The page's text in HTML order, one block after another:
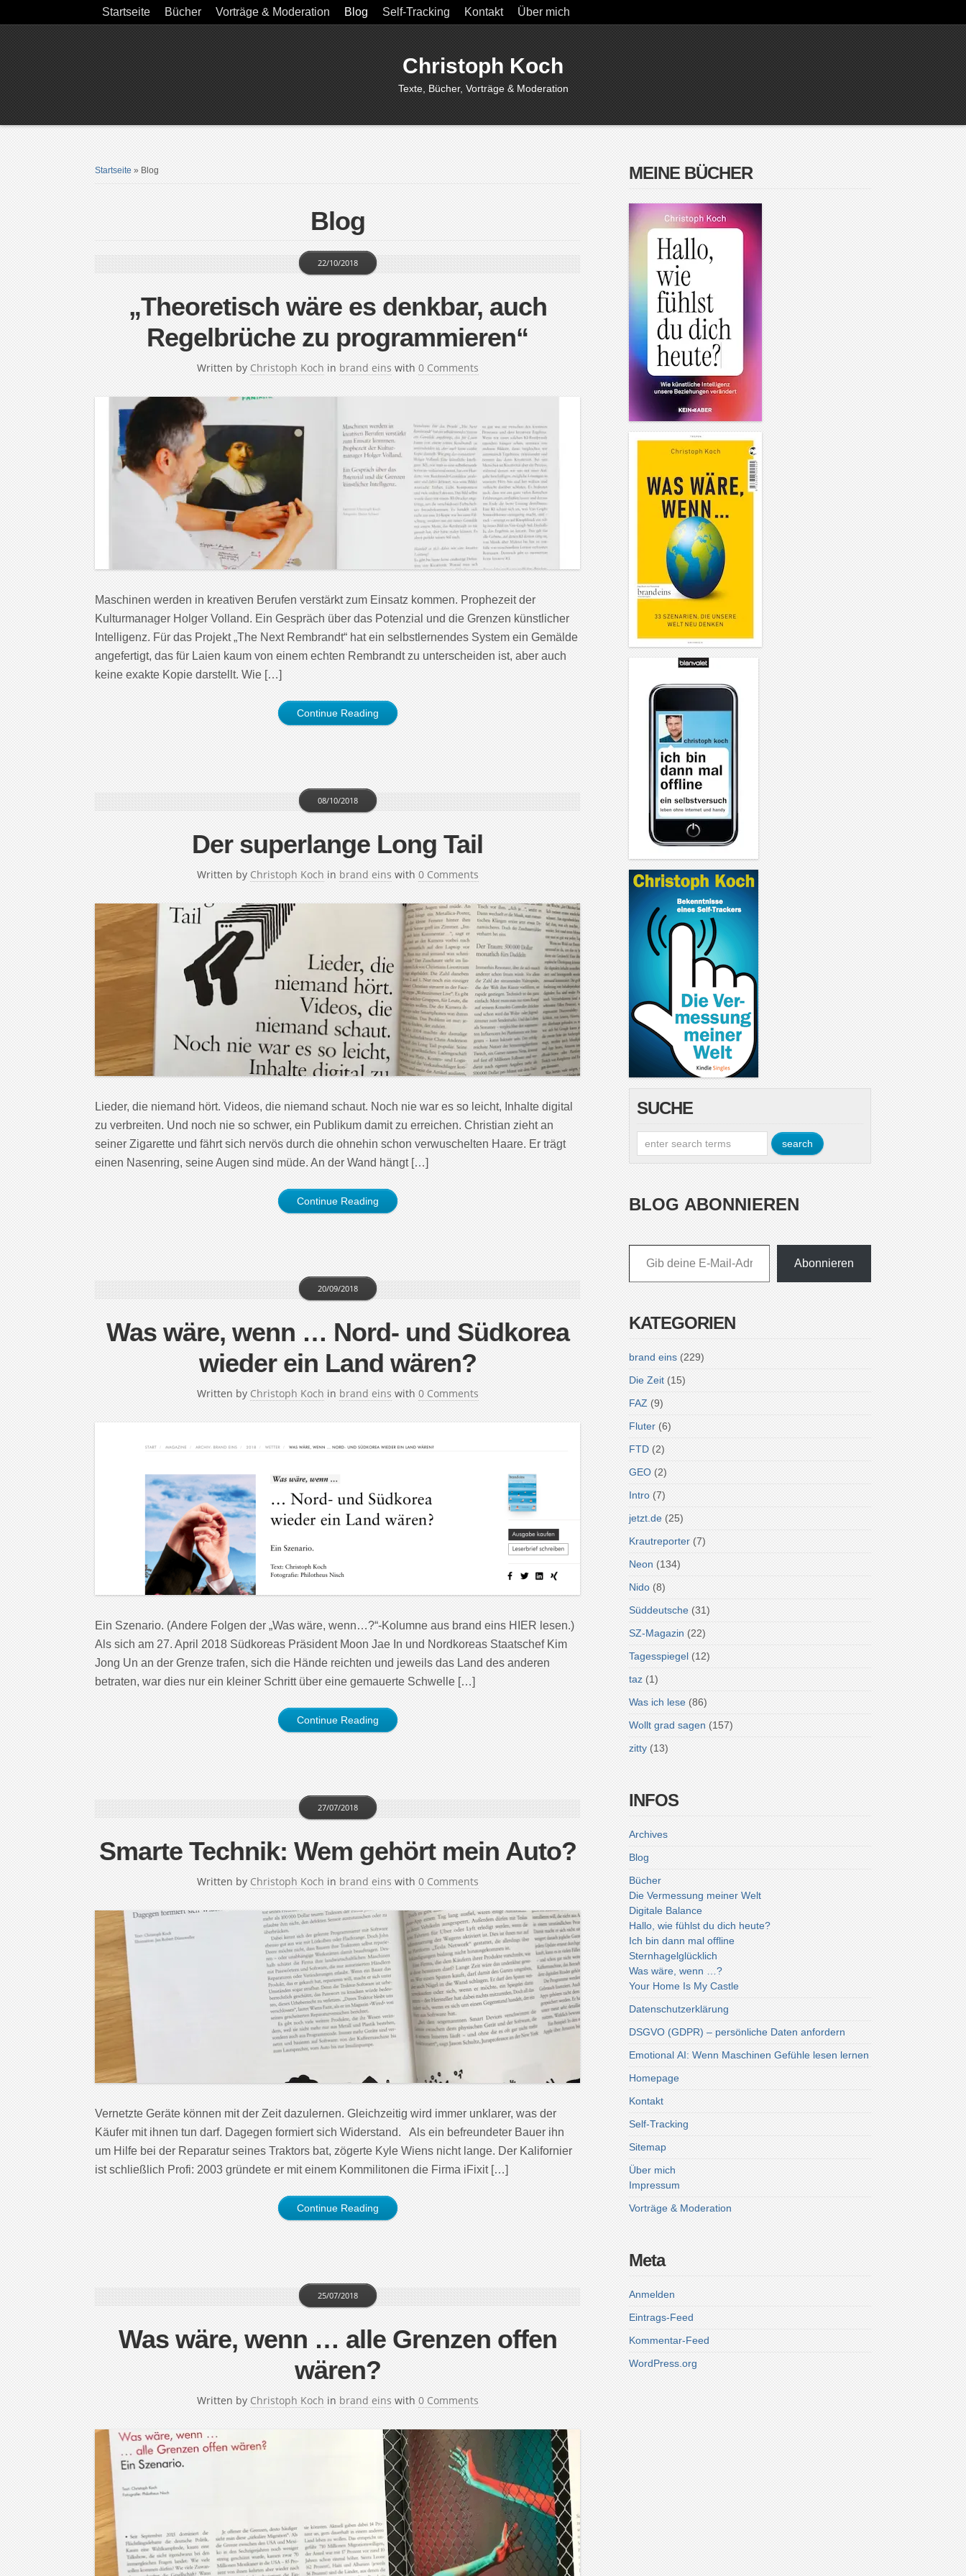
Startseite Bücher Vorträge & Moderation Blog Self-Tracking Kontakt Über mich
Christoph Koch
Texte, Bücher, Vorträge & Moderation
Startseite » Blog
Blog
„Theoretisch wäre es denkbar, auch
Regelbrüche zu programmieren“
Written by Christoph Koch
22/10/2018
in brand eins with 0 Comments
Maschinen werden in kreativen Berufen verstärkt zum Einsatz kommen. Prophezeit der
Kulturmanager Holger Volland. Ein Gespräch über das Potenzial und die Grenzen künstlicher
Intelligenz. Für das Projekt „The Next Rembrandt“ hat ein selbstlernendes System ein Gemälde
angefertigt, das für Laien kaum von einem echten Rembrandt zu unterscheiden ist, aber auch
keine exakte Kopie darstellt. Wie […]
Continue Reading
Der superlange Long Tail
Written by Christoph Koch
08/10/2018
in brand eins with 0 Comments
Lieder, die niemand hört. Videos, die niemand schaut. Noch nie war es so leicht, Inhalte digital
zu verbreiten. Und noch nie so schwer, ein Publikum damit zu erreichen. Christian zieht an
seiner Zigarette und fährt sich nervös durch die ohnehin schon verwuschelten Haare. Er trägt
einen Nasenring, seine Augen sind müde. An der Wand hängt […]
Continue Reading
Was wäre, wenn … Nord- und Südkorea
wieder ein Land wären?
Written by Christoph Koch
20/09/2018
in brand eins with 0 Comments
Ein Szenario. (Andere Folgen der „Was wäre, wenn…?“-Kolumne aus brand eins HIER lesen.)
Als sich am 27. April 2018 Südkoreas Präsident Moon Jae In und Nordkoreas Staatschef Kim
Jong Un an der Grenze trafen, sich die Hände reichten und jeweils das Land des anderen
betraten, war dies nur ein kleiner Schritt über eine gemauerte Schwelle […]
Continue Reading
Smarte Technik: Wem gehört mein Auto?
Written by Christoph Koch
27/07/2018
in brand eins with 0 Comments
Vernetzte Geräte können mit der Zeit dazulernen. Gleichzeitig wird immer unklarer, was der
Käufer mit ihnen tun darf. Dagegen formiert sich Widerstand. Als ein befreundeter Bauer ihn
um Hilfe bei der Reparatur seines Traktors bat, zögerte Kyle Wiens nicht lange. Der Kalifornier
ist schließlich Profi: 2003 gründete er mit einem Kommilitonen die Firma iFixit […]
Continue Reading
Was wäre, wenn … alle Grenzen offen
wären?
Written by Christoph Koch
25/07/2018
in brand eins with 0 Comments
MEINE BÜCHER
SUCHE
BLOG ABONNIEREN
Gib deine E-Mail-Adresse ein ...
Abonnieren
KATEGORIEN
brand eins(229)
Die Zeit(15)
FAZ (9)
Fluter(6)
FTD(2)
GEO(2)
Intro(7)
jetzt.de(25)
Krautreporter(7)
Neon (134)
Nido(8)
Süddeutsche(31)
SZ-Magazin (22)
Tagesspiegel(12)
taz(1)
Was ich lese(86)
Wollt grad sagen (157)
zitty(13)
INFOS
Archives
Blog
Bücher
Die Vermessung meiner Welt
Digitale Balance
Hallo, wie fühlst du dich heute?
Ich bin dann mal offline
Sternhagelglücklich
Was wäre, wenn …?
Your Home Is My Castle
Datenschutzerklärung
DSGVO (GDPR) – persönliche Daten anfordern
Emotional AI: Wenn Maschinen Gefühle lesen lernen
Homepage
Kontakt
Self-Tracking
Sitemap
Über mich
Impressum
Vorträge & Moderation
Meta
Anmelden
Eintrags-Feed
Kommentar-Feed
WordPress.org